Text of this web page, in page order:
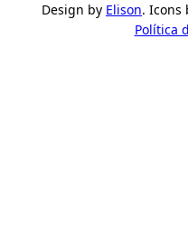
Design by Elison. Icons
Política